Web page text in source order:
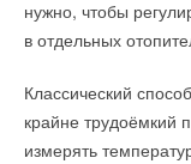
нужно, чтобы
в отдельных
Классический
крайне трудоёмкий
измерять